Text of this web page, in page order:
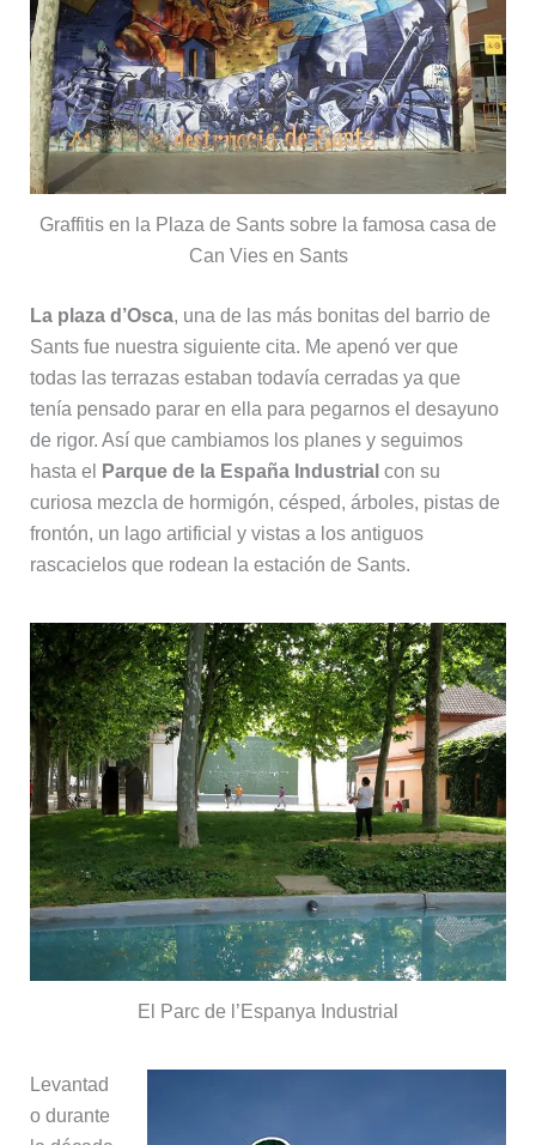
Graffitis en la Plaza de Sants sobre la famosa casa de
Can Vies en Sants
La plaza d’Osca, una de las más bonitas del barrio de
Sants fue nuestra siguiente cita. Me apenó ver que
todas las terrazas estaban todavía cerradas ya que
tenía pensado parar en ella para pegarnos el desayuno
de rigor. Así que cambiamos los planes y seguimos
hasta el
Parque de la España Industrial con su
curiosa mezcla de hormigón, césped, árboles, pistas de
frontón, un lago artificial y vistas a los antiguos
rascacielos que rodean la estación de Sants.
El Parc de l’Espanya Industrial
Levantad
o durante